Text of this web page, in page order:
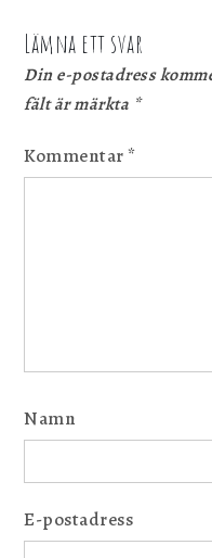
Lämna ett svar
Din e-postadress
fält är märkta *
Kommentar*
Namn
E-postadress